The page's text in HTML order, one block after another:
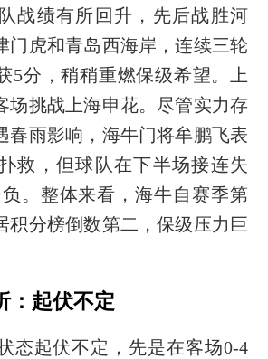
战绩有所回升，先后战胜河
门虎和青岛西海岸，连续三轮
5分，稍稍重燃保级希望。上
场挑战上海申花。尽管实力存
春雨影响，海牛门将牟鹏飞表
救，但球队在下半场接连失
。整体来看，海牛自赛季第
积分榜倒数第二，保级压力巨
：起伏不定
态起伏不定，先是在客场0-4